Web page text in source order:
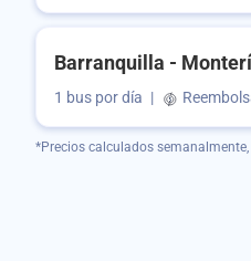
Barranquilla -
1 bus por día |
*Precios calculados